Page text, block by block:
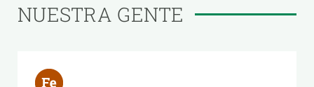
NUESTRA GENTE